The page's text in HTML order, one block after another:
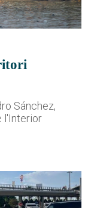
Sánchez,
l'Interior